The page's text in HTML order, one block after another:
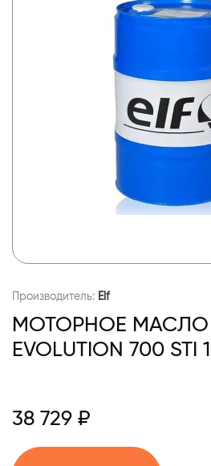
Производитель: Elf
МОТОРНОЕ МАСЛО
EVOLUTION 700 STI
38 729 ₽